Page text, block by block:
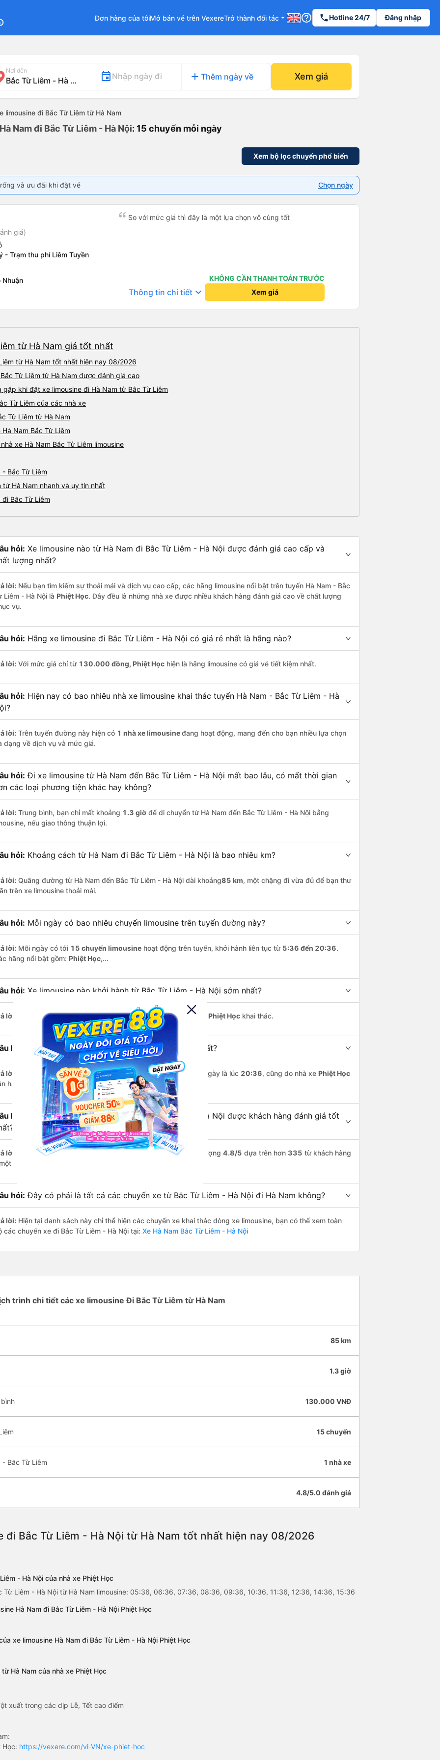
Đơn hàng của tôiMở bán vé trên VexereTrở thành đối tác arrow_drop_down help_outline phoneHotline 24/7 Đăng nhập
Nơi đến
Nhập ngày đi add Thêm ngày về Xem giá
limousine đi Bắc Từ Liêm từ Hà Nam
Nam đi Bắc Từ Liêm - Hà Nội: 15 chuyến mỗi ngày
Xem bộ lọc chuyến phổ biến
và ưu đãi khi đặt vé Chọn ngày
giá)
- Trạm thu phí Liêm Tuyền
Nhuận
So với mức giá thì đây là một lựa chọn vô cùng tốt
KHÔNG CẦN THANH TOÁN TRƯỚC
Thông tin chi tiết keyboard_arrow_down Xem giá
từ Hà Nam giá tốt nhất
từ Hà Nam tốt nhất hiện nay 08/2026
Từ Liêm từ Hà Nam được đánh giá cao
khi đặt xe limousine đi Hà Nam từ Bắc Từ Liêm
Từ Liêm của các nhà xe
Từ Liêm từ Hà Nam
Nam Bắc Từ Liêm
xe Hà Nam Bắc Từ Liêm limousine
Bắc Từ Liêm
Hà Nam nhanh và uy tín nhất
Bắc Từ Liêm
hỏi: Xe limousine nào từ Hà Nam đi Bắc Từ Liêm - Hà Nội được đánh giá cao cấp và
lượng nhất?
lời: Nếu bạn tìm kiếm sự thoải mái và dịch vụ cao cấp, các hãng limousine nổi bật trên tuyến Hà Nam - Bắc
Liêm - Hà Nội là Phiệt Học. Đây đều là những nhà xe được nhiều khách hàng đánh giá cao về chất lượng
vụ.
hỏi: Hãng xe limousine đi Bắc Từ Liêm - Hà Nội có giá rẻ nhất là hãng nào?
lời: Với mức giá chỉ từ 130.000 đồng, Phiệt Học hiện là hãng limousine có giá vé tiết kiệm nhất.
hỏi: Hiện nay có bao nhiêu nhà xe limousine khai thác tuyến Hà Nam - Bắc Từ Liêm - Hà
lời: Trên tuyến đường này hiện có 1 nhà xelimousineđang hoạt động, mang đến cho bạn nhiều lựa chọn
dạng về dịch vụ và mức giá.
hỏi: Đi xe limousine từ Hà Nam đến Bắc Từ Liêm - Hà Nội mất bao lâu, có mất thời gian
các loại phương tiện khác hay không?
lời: Trung bình, bạn chỉ mất khoảng 1.3 giờ để di chuyển từ Hà Nam đến Bắc Từ Liêm - Hà Nội bằng
nếu giao thông thuận lợi.
hỏi: Khoảng cách từ Hà Nam đi Bắc Từ Liêm - Hà Nội là bao nhiêu km?
lời: Quãng đường từ Hà Nam đến Bắc Từ Liêm - Hà Nội dài khoảng85 km, một chặng đi vừa đủ để bạn thư
trên xe limousine thoải mái.
hỏi: Mỗi ngày có bao nhiêu chuyến limousine trên tuyến đường này?
lời: Mỗi ngày có tới 15 chuyến limousine hoạt động trên tuyến, khởi hành liên tục từ 5:36 đến 20:36.
hãng nổi bật gồm: Phiệt Học,...
hỏi: Xe limousine nào khởi hành từ Bắc Từ Liêm - Hà Nội sớm nhất?
lời: Chuyến limousine sớm nhất khởi hành lúc5:36, do nhà xe Phiệt Học khai thác.
hỏi: Xe limousine nào khởi hành từ Hà Nam muộn nhất?
lời: Nếu bạn muốn đi chuyến muộn, lựa chọn cuối cùng trong ngày là lúc 20:36, cũng do nhà xe Phiệt Học
hành.
hỏi:
Xe limousine nào từ Hà Nam đi Bắc Từ Liêm - Hà Nội được khách hàng đánh giá tốt
lời: Trong số các hãng, nổi bật nhất với điểm chất lượng 4.8/5 dựa trên hơn 335 từ khách hàng
con số minh chứng cho dịch vụ cao cấp và uy tín.
hỏi: Đây có phải là tất cả các chuyến xe từ Bắc Từ Liêm - Hà Nội đi Hà Nam không?
lời: Hiện tại danh sách này chỉ thể hiện các chuyến xe khai thác dòng xe limousine, bạn có thể xem toàn
các chuyến xe đi Bắc Từ Liêm - Hà Nội tại: Xe Hà Nam Bắc Từ Liêm - Hà Nội
trình chi tiết các xe limousine Đi Bắc Từ Liêm từ Hà Nam
85 km
1.3 giờ
130.000 VNĐ
15 chuyến
- Bắc Từ Liêm 1 nhà xe
4.8/5.0 đánh giá
đi Bắc Từ Liêm - Hà Nội từ Hà Nam tốt nhất hiện nay 08/2026
- Hà Nội của nhà xe Phiệt Học
Từ Liêm - Hà Nội từ Hà Nam limousine: 05:36, 06:36, 07:36, 08:36, 09:36, 10:36, 11:36, 12:36, 14:36, 15:36
Hà Nam đi Bắc Từ Liêm - Hà Nội Phiệt Học
xe limousine Hà Nam đi Bắc Từ Liêm - Hà Nội Phiệt Học
Hà Nam của nhà xe Phiệt Học
xuất trong các dịp Lễ, Tết cao điểm
Học: https://vexere.com/vi-VN/xe-phiet-hoc